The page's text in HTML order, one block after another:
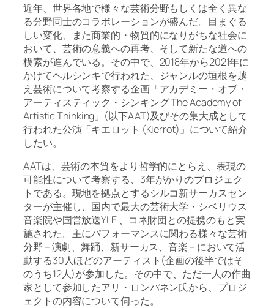
近年、世界各地で様々な芸術分野もしくは全く異な
る分野同士のコラボレーションが盛んだ。目まぐる
しい変化、また商業的・物質的になりがちな社会に
おいて、芸術の意義への再考、そして新たな道への
模索が進んでいる。その中で、2018年から2021年に
かけてヘルシンキで行われた、ジャンルの垣根を越
え芸術について考察する企画「アカデミー・オブ・
アーティスティック・シンキング The Academy of
Artistic Thinking」(以下AAT)及びその集大成として
行われた公演「キエロット (Kierrot)」について紹介
したい。
AATは、芸術の本質をより哲学的にとらえ、表現の
可能性について考察する、3年がかりのプロジェク
トである。現地を拠点とするシルコ新サーカスセン
ターが主催し、国内で最大の芸術大学・シベリウス
音楽院や国営放送YLE 、コネ財団との提携のもと実
施された。主にパフォーマンスに関わる様々な芸術
分野 – 演劇、舞踊、新サーカス、音楽 – において活
動する30人ほどのアーティスト(企画の後半ではそ
のうち12人)が参加した。その中で、ただ一人の作曲
家として参加したアリ・ロンパネン氏から、プロジ
ェクトの内容について伺った。